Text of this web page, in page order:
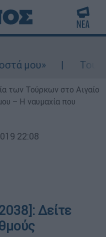
μου»
των Τούρκων στο Αιγαίο
– Η ναυμαχία που
22:08
Δείτε